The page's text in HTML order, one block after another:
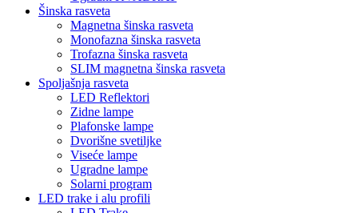
Šinska rasveta
Magnetna šinska rasveta
Monofazna šinska rasveta
Trofazna šinska rasveta
SLIM magnetna šinska rasveta
Spoljašnja rasveta
LED Reflektori
Zidne lampe
Plafonske lampe
Dvorišne svetiljke
Viseće lampe
Ugradne lampe
Solarni program
LED trake i alu profili